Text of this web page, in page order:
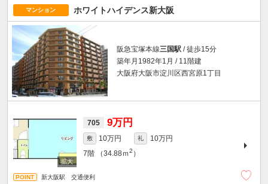
マンション ホワイトハイデンス新大阪
阪急宝塚本線三国駅 / 徒歩15分
築年月1982年1月 / 11階建
大阪府大阪市淀川区西宮原1丁目
705 9万円
敷 10万円 礼
10万円
7階
（34.88ｍ2 ）
新大阪駅 交通便利